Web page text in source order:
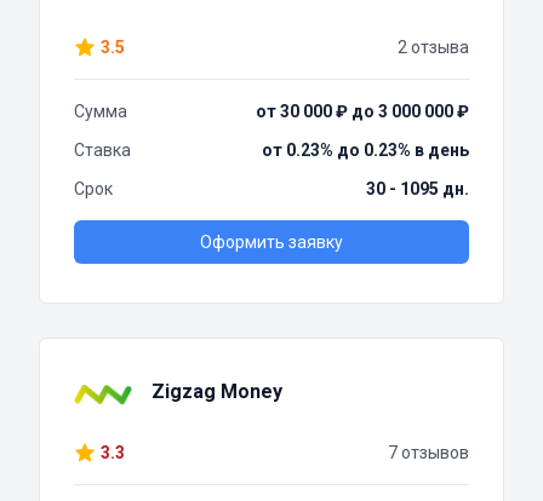
3.5 2 отзыва
Сумма
от 30 000 ₽ до 3 000 000 ₽
Ставка
от 0.23% до 0.23% в день
Срок
30 - 1095 дн.
Оформить заявку
Zigzag Money
3.3 7 отзывов